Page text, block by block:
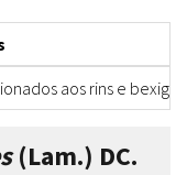
aos rins e bexiga
(Lam.) DC.